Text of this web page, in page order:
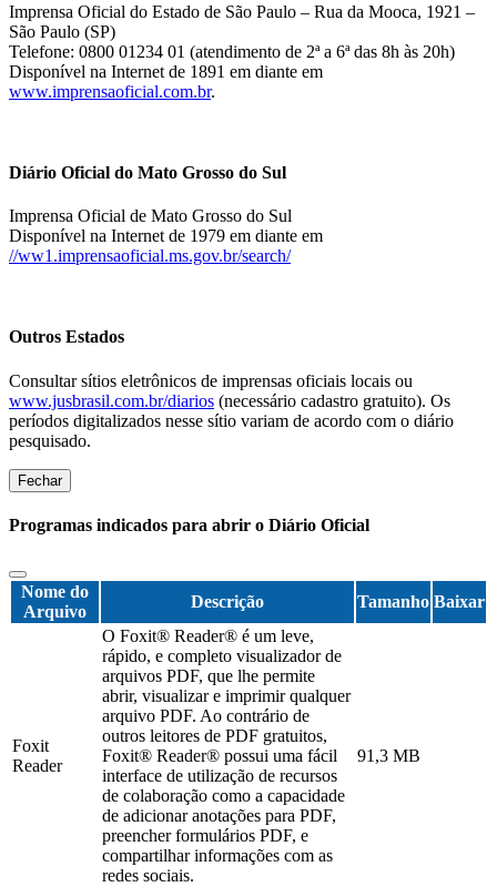
Imprensa Oficial do Estado de São Paulo – Rua da Mooca, 1921 –
São Paulo (SP)
Telefone: 0800 01234 01 (atendimento de 2ª a 6ª das 8h às 20h)
Disponível na Internet de 1891 em diante em
www.imprensaoficial.com.br.
Diário Oficial do Mato Grosso do Sul
Imprensa Oficial de Mato Grosso do Sul
Disponível na Internet de 1979 em diante em
//ww1.imprensaoficial.ms.gov.br/search/
Outros Estados
Consultar sítios eletrônicos de imprensas oficiais locais ou
www.jusbrasil.com.br/diarios (necessário cadastro gratuito). Os
períodos digitalizados nesse sítio variam de acordo com o diário
pesquisado.
Fechar
Programas indicados para abrir o Diário Oficial
Nome do
Arquivo
Descrição Tamanho Baixar
Foxit
Reader
O Foxit® Reader® é um leve,
rápido, e completo visualizador de
arquivos PDF, que lhe permite
abrir, visualizar e imprimir qualquer
arquivo PDF. Ao contrário de
outros leitores de PDF gratuitos,
Foxit® Reader® possui uma fácil
interface de utilização de recursos
de colaboração como a capacidade
de adicionar anotações para PDF,
preencher formulários PDF, e
compartilhar informações com as
redes sociais.
91,3 MB